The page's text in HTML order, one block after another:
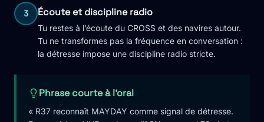
3 Écoute et discipline radio
Tu restes à l’écoute du CROSS et des navires autour.
Tu ne transformes pas la fréquence en conversation :
la détresse impose une discipline radio stricte.
Phrase courte à l'oral
« R37 reconnaît MAYDAY comme signal de détresse.